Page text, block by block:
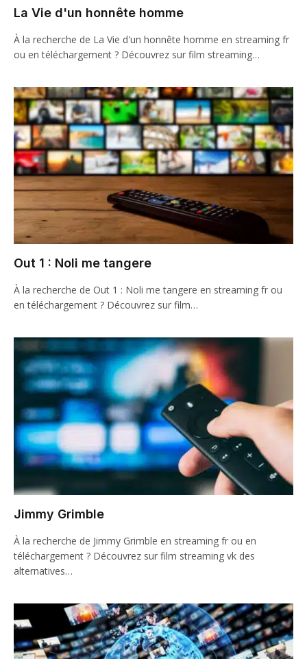
La Vie d'un honnête homme
À la recherche de La Vie d'un honnête homme en streaming fr
ou en téléchargement ? Découvrez sur film streaming…
Out 1 : Noli me tangere
À la recherche de Out 1 : Noli me tangere en streaming fr ou
en téléchargement ? Découvrez sur film…
Jimmy Grimble
À la recherche de Jimmy Grimble en streaming fr ou en
téléchargement ? Découvrez sur film streaming vk des
alternatives…